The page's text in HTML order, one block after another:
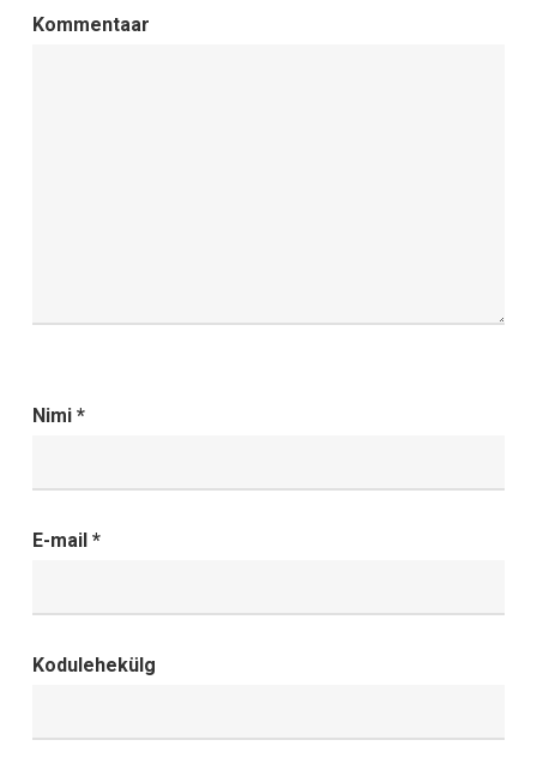
Kommentaar
Nimi *
E-mail *
Kodulehekülg